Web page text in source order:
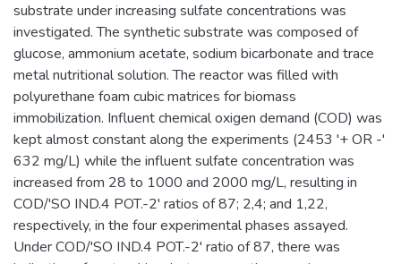
substrate under increasing sulfate concentrations was
investigated. The synthetic substrate was composed of
glucose, ammonium acetate, sodium bicarbonate and trace
metal nutritional solution. The reactor was filled with
polyurethane foam cubic matrices for biomass
immobilization. Influent chemical oxigen demand (COD) was
kept almost constant along the experiments (2453 '+ OR -'
632 mg/L) while the influent sulfate concentration was
increased from 28 to 1000 and 2000 mg/L, resulting in
COD/'SO IND.4 POT.-2' ratios of 87; 2,4; and 1,22,
respectively, in the four experimental phases assayed.
Under COD/'SO IND.4 POT.-2' ratio of 87, there was